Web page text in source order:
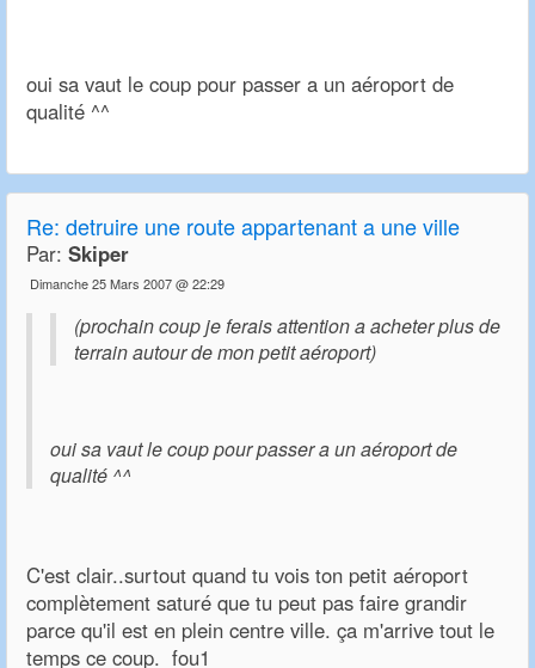
oui sa vaut le coup pour passer a un aéroport de
qualité ^^
Re: detruire une route appartenant a une ville
Par: Skiper
Dimanche 25 Mars 2007 @ 22:29
(prochain coup je ferais attention a acheter plus de
terrain autour de mon petit aéroport)
oui sa vaut le coup pour passer a un aéroport de
qualité ^^
C'est clair..surtout quand tu vois ton petit aéroport
complètement saturé que tu peut pas faire grandir
parce qu'il est en plein centre ville. ça m'arrive tout le
temps ce coup. fou1